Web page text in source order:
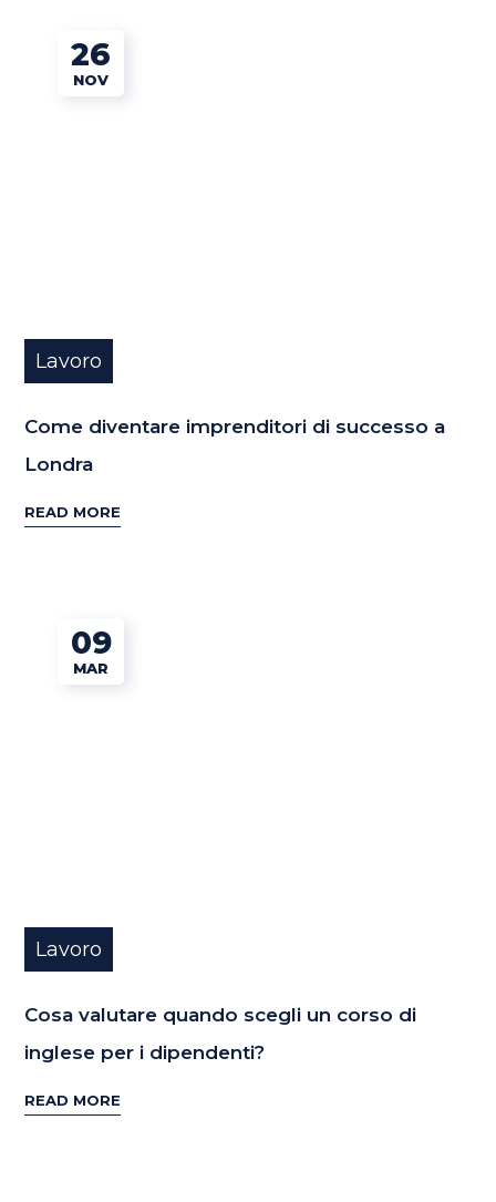
26
NOV
Lavoro
Come diventare imprenditori di successo a
Londra
READ MORE
09
MAR
Lavoro
Cosa valutare quando scegli un corso di
inglese per i dipendenti?
READ MORE